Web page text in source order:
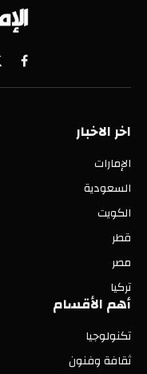
اخر الاخبار
الإمارات
السعودية
الكويت
قطر
مصر
تركيا
أهم الأقسام
تكنولوجيا
ثقافة وفنون